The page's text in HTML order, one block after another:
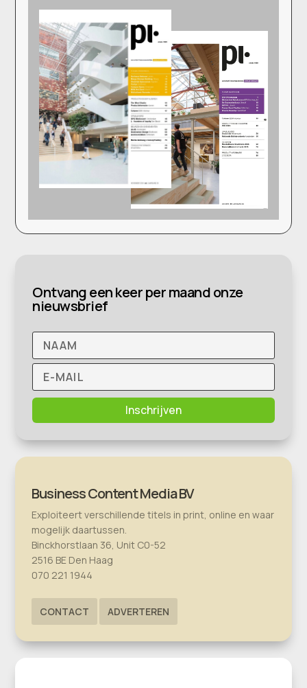
Ontvang een keer per maand onze
nieuwsbrief
Inschrijven
Business Content Media BV
Exploiteert verschillende titels in print, online en waar
mogelijk daartussen.
Binckhorstlaan 36, Unit C0-52
2516 BE Den Haag
070 221 1944
CONTACT ADVERTEREN